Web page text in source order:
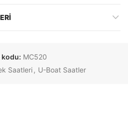
kodu: MC520
Saatleri, U-Boat Saatler